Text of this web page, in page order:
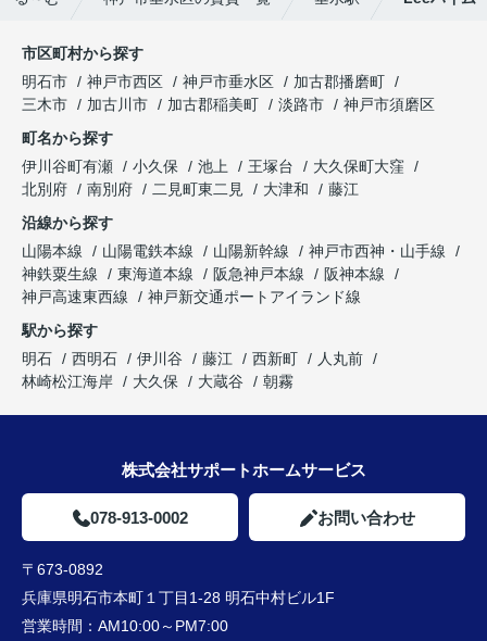
市区町村から探す
明石市
神戸市西区 神戸市垂水区
加古郡播磨町
三木市
加古川市 加古郡稲美町 淡路市
神戸市須磨区
町名から探す
伊川谷町有瀬
小久保 池上 王塚台
大久保町大窪
北別府
南別府 二見町東二見 大津和
藤江
沿線から探す
山陽本線
山陽電鉄本線 山陽新幹線
神戸市西神・山手線
神鉄粟生線
東海道本線 阪急神戸本線
阪神本線
神戸高速東西線
神戸新交通ポートアイランド線
駅から探す
明石
西明石 伊川谷 藤江 西新町
人丸前
林崎松江海岸
大久保 大蔵谷 朝霧
株式会社サポートホームサービス
078-913-0002 お問い合わせ
〒673-0892
兵庫県明石市本町１丁目1-28 明石中村ビル1F
営業時間： AM10:00～PM7:00